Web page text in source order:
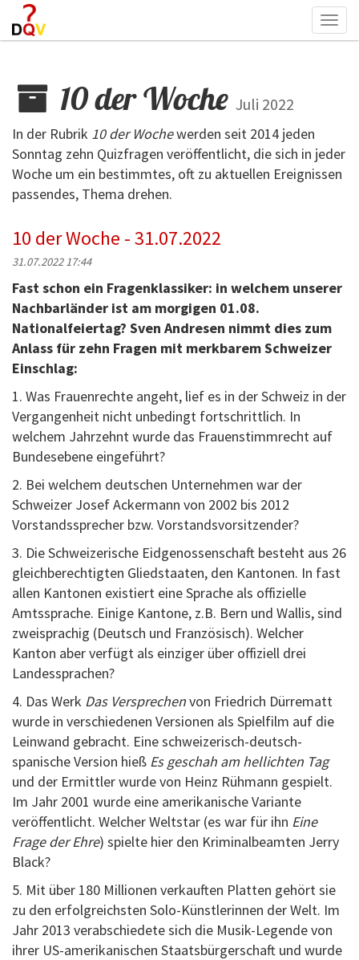
10 der WocheJuli 2022
In der Rubrik 10 der Wochewerden seit 2014 jeden
Sonntag zehn Quizfragen veröffentlicht, die sich in jeder
Woche um ein bestimmtes, oft zu aktuellen Ereignissen
passendes, Thema drehen.
10 der Woche - 31.07.2022
31.07.2022 17:44
Fast schon ein Fragenklassiker: in welchem unserer
Nachbarländer ist am morgigen 01.08.
Nationalfeiertag? Sven Andresen nimmt dies zum
Anlass für zehn Fragen mit merkbarem Schweizer
Einschlag:
1. Was Frauenrechte angeht, lief es in der Schweiz in der
Vergangenheit nicht unbedingt fortschrittlich. In
welchem Jahrzehnt wurde das Frauenstimmrecht auf
Bundesebene eingeführt?
2. Bei welchem deutschen Unternehmen war der
Schweizer Josef Ackermann von 2002 bis 2012
Vorstandssprecher bzw. Vorstandsvorsitzender?
3. Die Schweizerische Eidgenossenschaft besteht aus 26
gleichberechtigten Gliedstaaten, den Kantonen. In fast
allen Kantonen existiert eine Sprache als offizielle
Amtssprache. Einige Kantone, z.B. Bern und Wallis, sind
zweisprachig (Deutsch und Französisch). Welcher
Kanton aber verfügt als einziger über offiziell drei
Landessprachen?
4. Das Werk Das Versprechenvon Friedrich Dürrematt
wurde in verschiedenen Versionen als Spielfilm auf die
Leinwand gebracht. Eine schweizerisch-deutsch-
spanische Version hieß Es geschah am hellichten Tag
und der Ermittler wurde von Heinz Rühmann gespielt.
Im Jahr 2001 wurde eine amerikanische Variante
veröffentlicht. Welcher Weltstar (es war für ihn Eine
Frage der Ehre) spielte hier den Kriminalbeamten Jerry
Black?
5. Mit über 180 Millionen verkauften Platten gehört sie
zu den erfolgreichsten Solo-Künstlerinnen der Welt. Im
Jahr 2013 verabschiedete sich die Musik-Legende von
ihrer US-amerikanischen Staatsbürgerschaft und wurde